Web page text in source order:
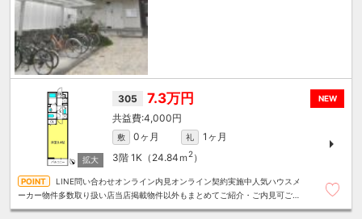
NEW
305 7.3万円
4,000円
敷 0ヶ月 礼
1ヶ月
3階 1K（24.84ｍ 2）
LINE問い合わせオンライン内見オンライン契約実施中人気ハウスメ
ーカー物件多数取り扱い店当店掲載物件以外もまとめてご紹介・ご内見可ご予